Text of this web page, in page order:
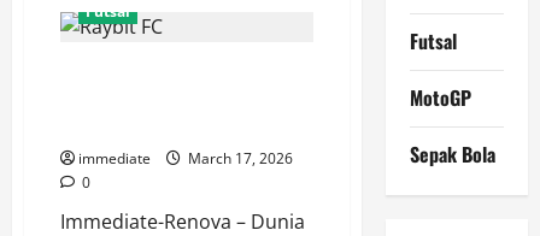
Surabaya
Futsal
immediate
March 17, 2026
0
Immediate-Renova – Dunia
Futsal
MotoGP
Sepak Bola